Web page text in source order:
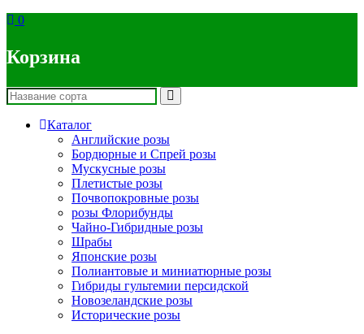
0
Корзина
Каталог
Английские розы
Бордюрные и Спрей розы
Мускусные розы
Плетистые розы
Почвопокровные розы
розы Флорибунды
Чайно-Гибридные розы
Шрабы
Японские розы
Полиантовые и миниатюрные розы
Гибриды гультемии персидской
Новозеландские розы
Исторические розы